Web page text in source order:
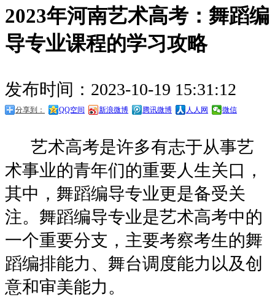
2023年河南艺术高考：舞蹈编
导专业课程的学习攻略
发布时间：2023-10-19 15:31:12
分享到： QQ空间 新浪微博 腾讯微博 人人网 微信
艺术高考是许多有志于从事艺
术事业的青年们的重要人生关口，
其中，舞蹈编导专业更是备受关
注。舞蹈编导专业是艺术高考中的
一个重要分支，主要考察考生的舞
蹈编排能力、舞台调度能力以及创
意和审美能力。